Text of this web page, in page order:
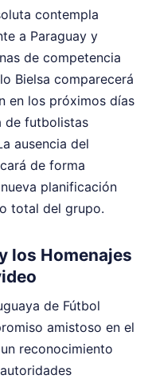
contempla
a Paraguay y
de competencia
Bielsa comparecerá
en los próximos días
de futbolistas
ausencia del
de forma
planificación
total del grupo.
los Homenajes
de Fútbol
amistoso en el
reconocimiento